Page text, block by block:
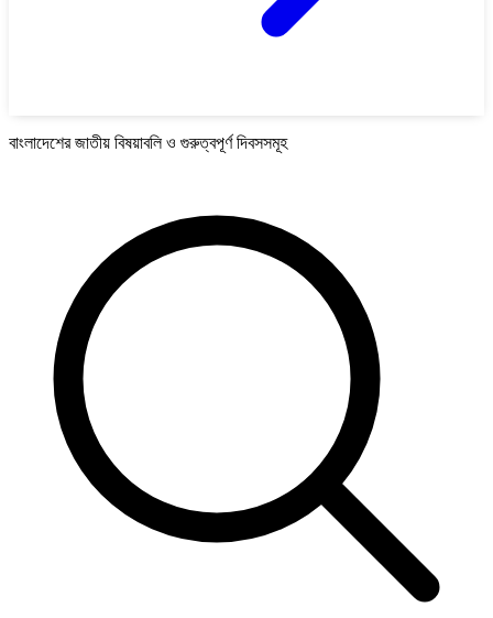
বাংলাদেশের জাতীয় বিষয়াবলি ও গুরুত্বপূর্ণ দিবসসমূহ